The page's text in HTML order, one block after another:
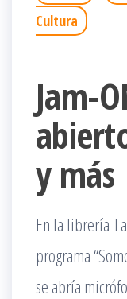
Cultura
Jam-
y más
En la librería
programa
se abría